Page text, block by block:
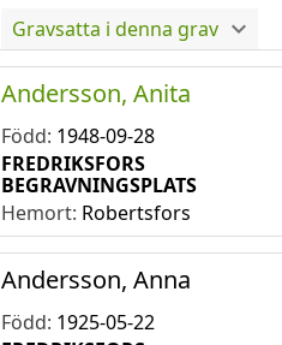
Gravsatta i denna grav
Andersson, Anita
Född: 1948-09-28
FREDRIKSFORS
BEGRAVNINGSPLATS
Hemort: Robertsfors
Andersson, Anna
Född: 1925-05-22